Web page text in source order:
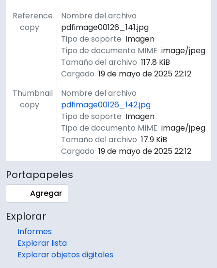
Reference
copy
Nombre del archivo
pdfimage00126_141.jpg
Tipo de soporte Imagen
Tipo de documento MIME image/jpeg
Tamaño del archivo 117.8 KiB
Cargado 19 de mayo de 2025 22:12
Thumbnail
copy
Nombre del archivo
pdfimage00126_142.jpg
Tipo de soporte Imagen
Tipo de documento MIME image/jpeg
Tamaño del archivo 17.9 KiB
Cargado 19 de mayo de 2025 22:12
Portapapeles
Agregar
Explorar
Informes
Explorar lista
Explorar objetos digitales